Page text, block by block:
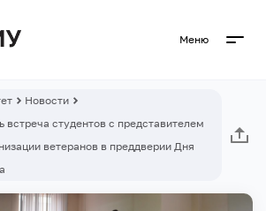
Меню
Новости
студентов с представителем
ветеранов в преддверии Дня